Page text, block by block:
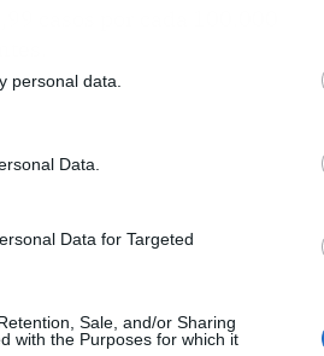
personal data.
Data.
Data for Targeted
Sale, and/or Sharing
with the Purposes for which it
casos por cada 100.000